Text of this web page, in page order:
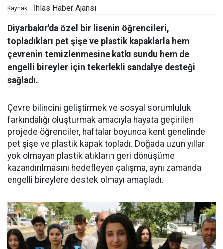
Kaynak: İhlas Haber Ajansı
Diyarbakır'da özel bir lisenin öğrencileri,
topladıkları pet şişe ve plastik kapaklarla hem
çevrenin temizlenmesine katkı sundu hem de
engelli bireyler için tekerlekli sandalye desteği
sağladı.
Çevre bilincini geliştirmek ve sosyal sorumluluk
farkındalığı oluşturmak amacıyla hayata geçirilen
projede öğrenciler, haftalar boyunca kent genelinde
pet şişe ve plastik kapak topladı. Doğada uzun yıllar
yok olmayan plastik atıkların geri dönüşüme
kazandırılmasını hedefleyen çalışma, aynı zamanda
engelli bireylere destek olmayı amaçladı.